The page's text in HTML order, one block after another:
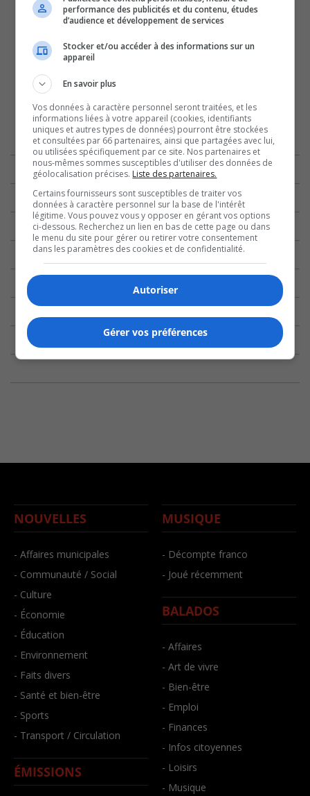
NOUVELLES
- Affaires municipales
- Communauté / Social
- Culture
- Économie
- Éducation
- Environnement
- Faits divers
- Santé et bien-être
- Sports
- Transport / Circulation
ÉMISSIONS
MUSIQUE
- Décompte franco
- Joué récemment
BALADOS
- Affaires
- Art de vivre
- Bien-être
- Emploi
- Finances
- Infos citoyennes
- Loisirs
- Musique
performance des publicités et du contenu, études
d’audience et développement de services
Stocker et/ou accéder à des informations sur un
appareil
En savoir plus
Vos données à caractère personnel seront traitées, et les
informations liées à votre appareil (cookies, identifiants
uniques et autres types de données) pourront être stockées
et consultées par 66 partenaires, ainsi que partagées avec lui,
ou utilisées spécifiquement par ce site. Nos partenaires et
nous-mêmes sommes susceptibles d'utiliser des données de
géolocalisation précises. Liste des partenaires.
Certains fournisseurs sont susceptibles de traiter vos
données à caractère personnel sur la base de l'intérêt
légitime. Vous pouvez vous y opposer en gérant vos options
ci-dessous. Recherchez un lien en bas de cette page ou dans
le menu du site pour gérer ou retirer votre consentement
dans les paramètres des cookies et de confidentialité.
Autoriser
Gérer vos préférences